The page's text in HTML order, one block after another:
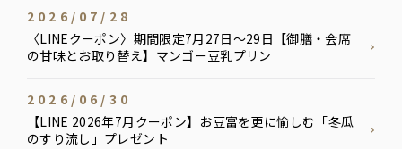
2026/07/28
〈LINEクーポン〉期間限定7月27日〜29日【御膳・会席
の甘味とお取り替え】マンゴー豆乳プリン
2026/06/30
【LINE 2026年7月クーポン】お豆富を更に愉しむ「冬瓜
のすり流し」プレゼント